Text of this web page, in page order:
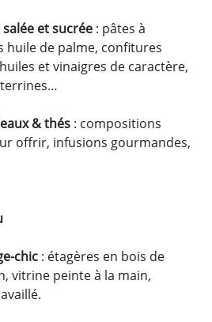
et sucrée : pâtes à
huile de palme, confitures
et vinaigres de caractère,
& thés : compositions
offrir, infusions gourmandes,
chic : étagères en bois de
vitrine peinte à la main,